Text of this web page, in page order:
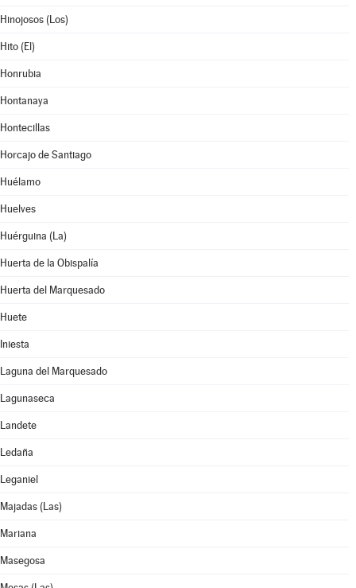
Hinojosos (Los)
Hito (El)
Honrubia
Hontanaya
Hontecillas
Horcajo de Santiago
Huélamo
Huelves
Huérguina (La)
Huerta de la Obispalía
Huerta del Marquesado
Huete
Iniesta
Laguna del Marquesado
Lagunaseca
Landete
Ledaña
Leganiel
Majadas (Las)
Mariana
Masegosa